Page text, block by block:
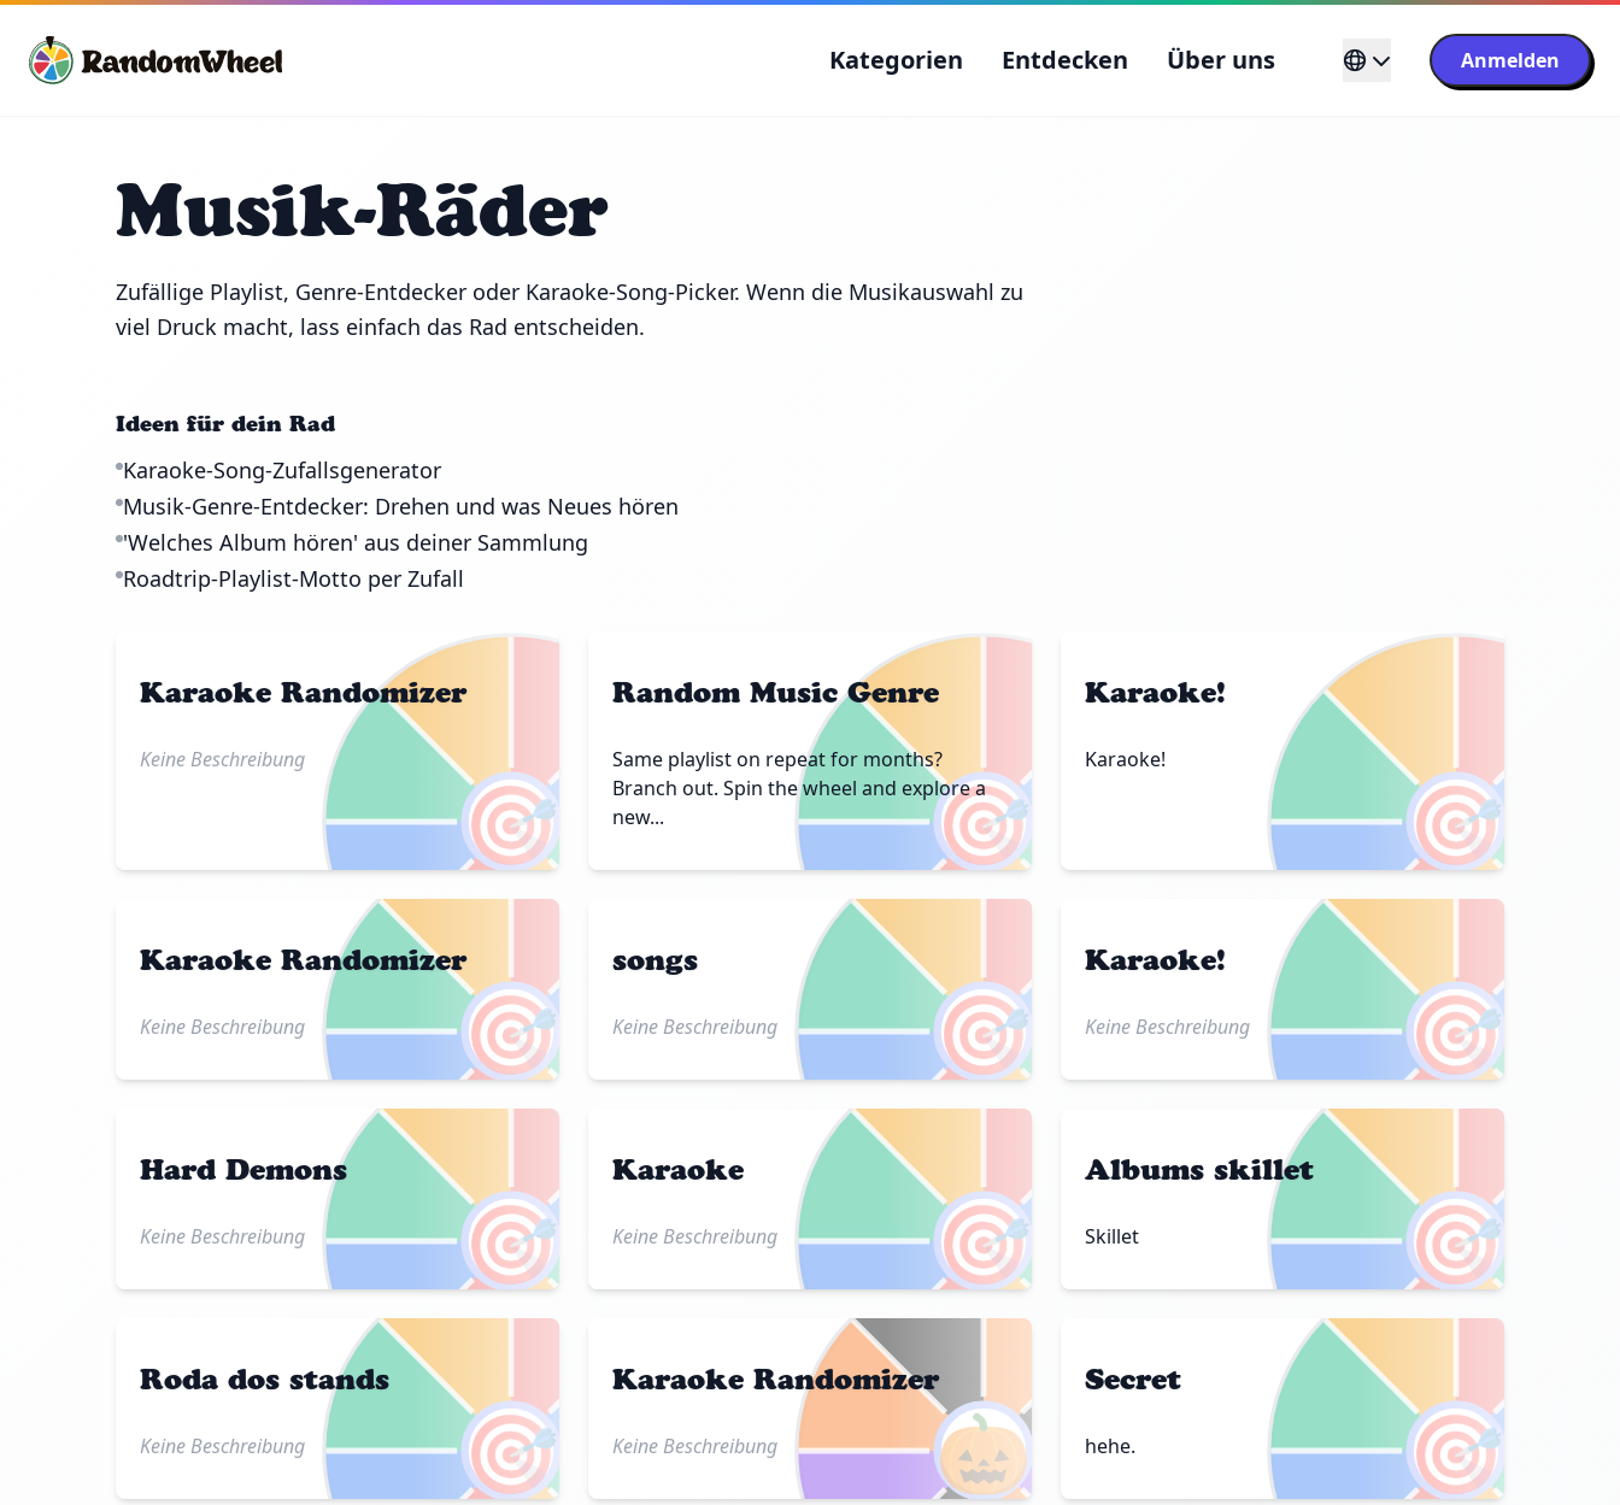
Kategorien Entdecken Über uns Anmelden
Musik-Räder
Zufällige Playlist, Genre-Entdecker oder Karaoke-Song-Picker. Wenn die Musikauswahl zu
viel Druck macht, lass einfach das Rad entscheiden.
Ideen für dein Rad
Karaoke-Song-Zufallsgenerator
Musik-Genre-Entdecker: Drehen und was Neues hören
'Welches Album hören' aus deiner Sammlung
Roadtrip-Playlist-Motto per Zufall
🎯
Karaoke Randomizer
Keine Beschreibung
🎯
Random Music Genre
Same playlist on repeat for months?
Branch out. Spin the wheel and explore a
new...
🎯
Karaoke!
Karaoke!
🎯
Karaoke Randomizer
Keine Beschreibung 🎯
songs
Keine Beschreibung 🎯
Karaoke!
Keine Beschreibung
🎯
Hard Demons
Keine Beschreibung 🎯
Karaoke
Keine Beschreibung 🎯
Albums skillet
Skillet
🎯
Roda dos stands
Keine Beschreibung 🎃
Karaoke Randomizer
Keine Beschreibung 🎯
Secret
hehe.